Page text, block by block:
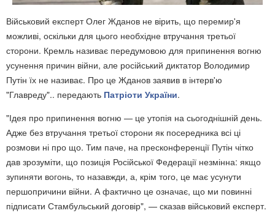
Військовий експерт Олег Жданов не вірить, що перемир'я
можливі, оскільки для цього необхідне втручання третьої
сторони. Кремль називає передумовою для припинення вогню
усунення причин війни, але російський диктатор Володимир
Путін їх не називає. Про це Жданов заявив в інтерв'ю
"Главреду".. передають Патріоти України.
"Ідея про припинення вогню — це утопія на сьогоднішній день.
Адже без втручання третьої сторони як посередника всі ці
розмови ні про що. Тим паче, на пресконференції Путін чітко
дав зрозуміти, що позиція Російської Федерації незмінна: якщо
зупиняти вогонь, то назавжди, а, крім того, це має усунути
першопричини війни. А фактично це означає, що ми повинні
підписати Стамбульський договір", — сказав військовий експерт.